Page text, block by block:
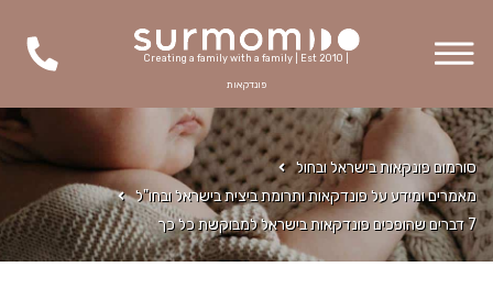
Creating a family with a family | Est 2010 |
פונדקאות
סורמום פונקאות בישראל ובחול
מאמרים ומידע על פונדקאות ותרומת ביצית בישראל ובחו"ל
7 דברים שהופכים פונדקאות בישראל למבוקשת כל כך